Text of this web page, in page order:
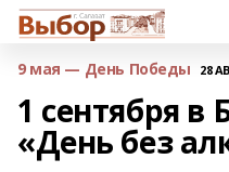
9 мая — День Победы 28
1 сентября
«День без